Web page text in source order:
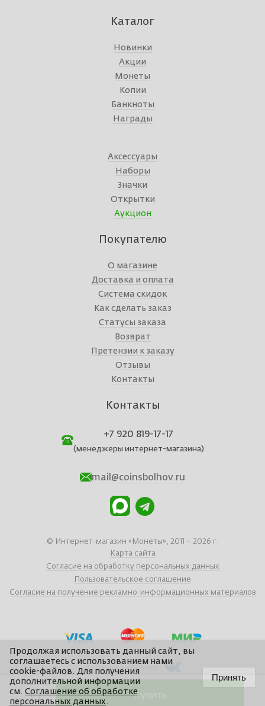
Купить
Каталог
Новинки
Акции
Монеты
Копии
Банкноты
Награды
Аксессуары
Наборы
Значки
Открытки
Аукцион
Покупателю
О магазине
Доставка и оплата
Система скидок
Как сделать заказ
Статусы заказа
Возврат
Претензии к заказу
Отзывы
Контакты
Контакты
+7 920 819-17-17
(менеджеры интернет-магазина)
mail@coinsbolhov.ru
© Интернет-магазин «Монеты», 2011 – 2026 г.
Карта сайта
Согласие на обработку персональных данных
Пользовательское соглашение
Согласие на получение рекламно-информационных материалов
Вступайте в группу
Сайт отчеканен в Braind
Продолжая использовать данный сайт, вы
соглашаетесь с использованием нами
cookie-файлов. Для получения
дополнительной информации
см.Соглашение об обработке
персональных данных.
Принять